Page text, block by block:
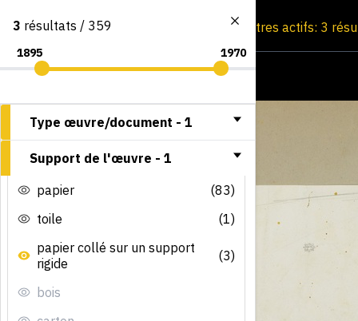
Consultation par image Filtres actifs: 3
3 résultats / 359
Type œuvre/document - 1
Support de l'œuvre - 1
papier
(83)
toile
(1)
papier collé sur un support
rigide
(3)
bois